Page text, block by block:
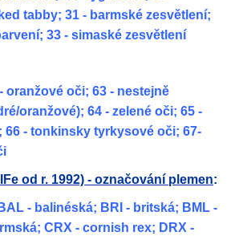
tabby; 31 - barmské zesvětlení;
33 - simaské zesvětlení
oranžové oči; 63 - nestejně
oranžové); 64 - zelené oči; 65 -
66 - tonkinsky tyrkysové oči; 67-
od r. 1992) - označování plemen:
- balinéská; BRI - britská; BML -
CRX - cornish rex; DRX -